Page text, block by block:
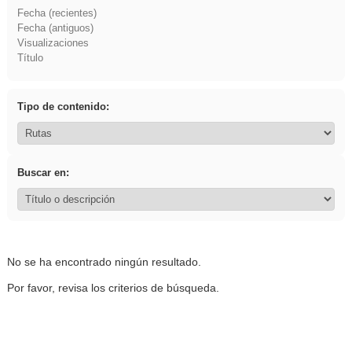
Fecha (recientes)
Fecha (antiguos)
Visualizaciones
Título
Tipo de contenido:
Buscar en:
No se ha encontrado ningún resultado.
Por favor, revisa los criterios de búsqueda.